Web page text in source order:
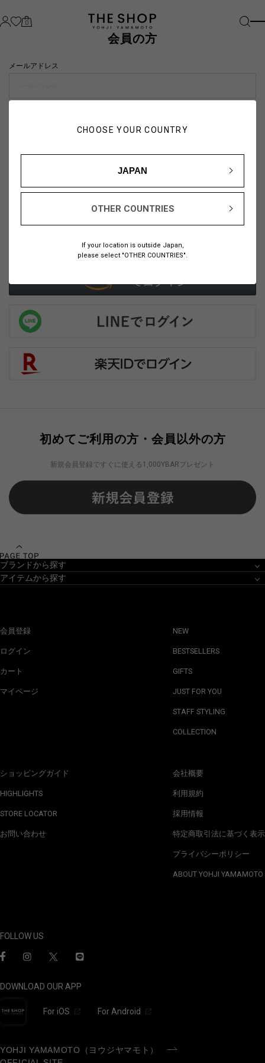
CHOOSE YOUR COUNTRY
JAPAN
OTHER COUNTRIES
If your location is outside Japan,
please select "OTHER COUNTRIES".
0
会員の方
メールアドレス
こちら
または
初めてご利用の方・会員以外の方
新規会員登録ですぐに使える1,000YBARプレゼント
ブランドから探す
アイテムから探す
会員登録
ログイン
カート
マイページ
ショッピングガイド
HIGHLIGHTS
STORE LOCATOR
お問い合わせ
NEW
BESTSELLERS
GIFTS
JUST FOR YOU
STAFF STYLING
COLLECTION
会社概要
利用規約
採用情報
特定商取引法に基づく表示
プライバシーポリシー
ABOUT YOHJI YAMAMOTO
FOLLOW US
DOWNLOAD OUR APP
For iOS For Android
YOHJI YAMAMOTO（ヨウジヤマモト）